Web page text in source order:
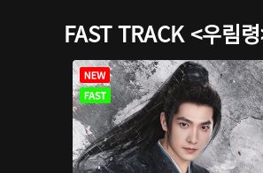
FAST TRACK <우림